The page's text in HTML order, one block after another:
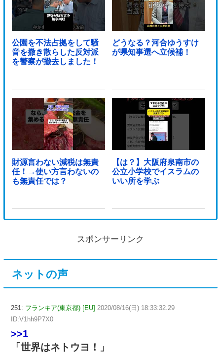
公園を不法占拠をして騒
音を撒き散らした反対派
を警察が撤去しました！
どうなる？河合ゆうすけ
が県知事選へ立候補！
財源言わない減税は無責
任！→使い方言わないの
も無責任では？
【は？】大阪府泉南市の
公立小学校でイスラムの
いい所を学ぶ
スポンサーリンク
ネットの声
251: フランキア(東京都) [EU] 2020/08/16(日) 18:33:32.29
ID:V1hh9P7X0
>>1
「世界はネトウヨ！」